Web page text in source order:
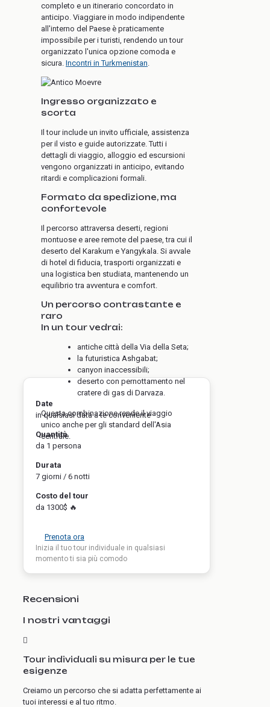
completo e un itinerario concordato in
anticipo. Viaggiare in modo indipendente
all'interno del Paese è praticamente
impossibile per i turisti, rendendo un tour
organizzato l'unica opzione comoda e
sicura. Incontri in Turkmenistan
Ingresso organizzato e
scorta
Il tour include un invito ufficiale, assistenza
per il visto e guide autorizzate. Tutti i
dettagli di viaggio, alloggio ed escursioni
vengono organizzati in anticipo, evitando
ritardi e complicazioni formali.
Formato da spedizione, ma
confortevole
Il percorso attraversa deserti, regioni
montuose e aree remote del paese, tra cui il
deserto del Karakum e Yangykala. Si avvale
di hotel di fiducia, trasporti organizzati e
una logistica ben studiata, mantenendo un
equilibrio tra avventura e comfort.
Un percorso contrastante e
raro
In un tour vedrai:
antiche città della Via della Seta;
la futuristica Ashgabat;
canyon inaccessibili;
deserto con pernottamento nel
cratere di gas di Darvaza.
Questa combinazione rende il viaggio
unico anche per gli standard dell'Asia
centrale.
Date
in qualsiasi data a te conveniente
Quantità
da 1 persona
Durata
7 giorni / 6 notti
Costo del tour
da 1300$ 🔥
Prenota ora
Inizia il tuo tour individuale in qualsiasi
momento ti sia più comodo
Recensioni
I nostri vantaggi
Tour individuali su misura per le tue
esigenze
Creiamo un percorso che si adatta perfettamente ai
tuoi interessi e al tuo ritmo.